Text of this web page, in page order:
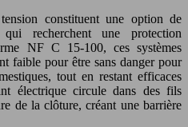
constituent une option de
recherchent une protection
NF C 15-100, ces systèmes
faible pour être sans danger pour
tout en restant efficaces
électrique circule dans des fils
de la clôture, créant une barrière